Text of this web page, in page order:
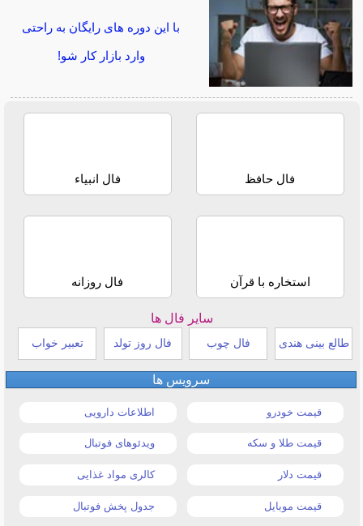
با این دوره های رایگان به راحتی
وارد بازار کار شو!
فال حافظ فال انبیاء
استخاره با قرآن فال روزانه
سایر فال ها
طالع بینی هندی فال چوب فال روز تولد تعبیر خواب
سرویس ها
قیمت خودرو اطلاعات دارویی
قیمت طلا و سکه ویدئوهای فوتبال
قیمت دلار کالری مواد غذایی
قیمت موبایل جدول پخش فوتبال